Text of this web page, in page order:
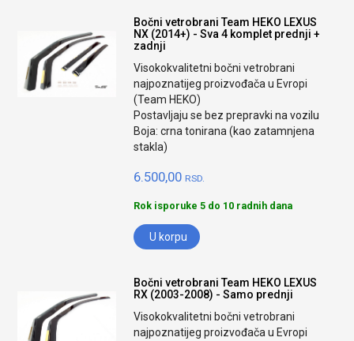
Bočni vetrobrani Team HEKO LEXUS
NX (2014+) - Sva 4 komplet prednji +
zadnji
Visokokvalitetni bočni vetrobrani
najpoznatijeg proizvođača u Evropi
(Team HEKO)
Postavljaju se bez prepravki na vozilu
Boja: crna tonirana (kao zatamnjena
stakla)
6.500,00 RSD.
Rok isporuke 5 do 10 radnih dana
U korpu
Bočni vetrobrani Team HEKO LEXUS
RX (2003-2008) - Samo prednji
Visokokvalitetni bočni vetrobrani
najpoznatijeg proizvođača u Evropi